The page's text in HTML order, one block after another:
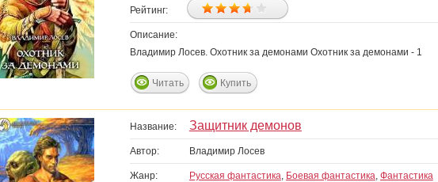
Рейтинг:
Описание:
Владимир Лосев. Охотник за демонами Охотник за демонами - 1
Читать Купить
Название: Защитник демонов
Автор: Владимир Лосев
Жанр: Русская фантастика, Боевая фантастика, Фантастика